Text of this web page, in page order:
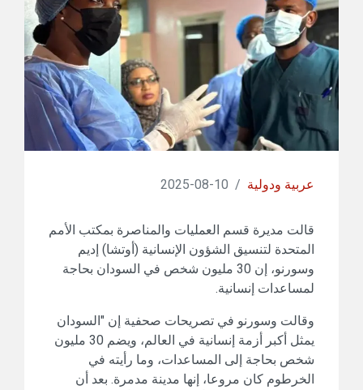
عربية ودولية /
10-08-2025
قالت مديرة قسم العمليات والمناصرة بمكتب الأمم
المتحدة لتنسيق الشؤون الإنسانية (أوتشا) إديم
وسورنو، إن 30 مليون شخص في السودان بحاجة
لمساعدات إنسانية.
وقالت وسورنو في تصريحات صحفية إن "السودان
يمثل أكبر أزمة إنسانية في العالم، ويضم 30 مليون
شخص بحاجة إلى المساعدات، وما رأيته في
الخرطوم كان مروعا، إنها مدينة مدمرة. بعد أن